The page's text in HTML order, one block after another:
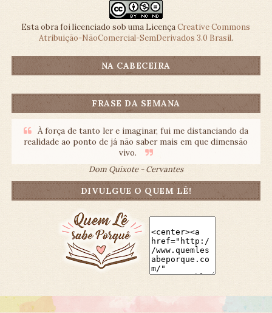
Esta obra foi licenciado sob uma LicençaCreative Commons
Atribuição-NãoComercial-SemDerivados 3.0 Brasil.
NA CABECEIRA
FRASE DA SEMANA
À força de tanto ler e imaginar, fui me distanciando da
realidade ao ponto de já não saber mais em que dimensão
vivo.
Dom Quixote - Cervantes
DIVULGUE O QUEM LÊ!